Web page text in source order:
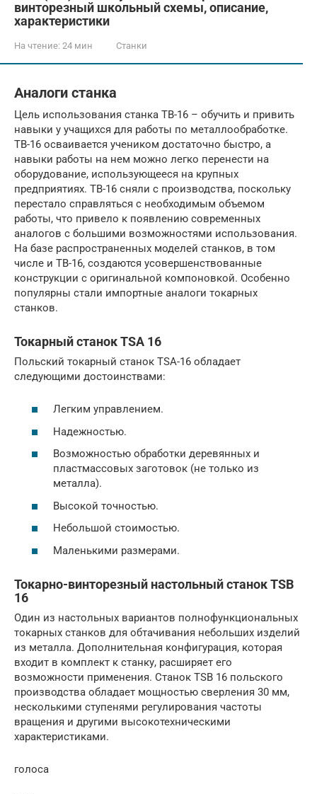
винторезный школьный схемы, описание,
характеристики
На чтение: 24 мин Станки
Аналоги станка
Цель использования станка ТВ-16 – обучить и привить
навыки у учащихся для работы по металлообработке.
ТВ-16 осваивается учеником достаточно быстро, а
навыки работы на нем можно легко перенести на
оборудование, использующееся на крупных
предприятиях. ТВ-16 сняли с производства, поскольку
перестало справляться с необходимым объемом
работы, что привело к появлению современных
аналогов с большими возможностями использования.
На базе распространенных моделей станков, в том
числе и ТВ-16, создаются усовершенствованные
конструкции с оригинальной компоновкой. Особенно
популярны стали импортные аналоги токарных
станков.
Токарный станок TSA 16
Польский токарный станок TSA-16 обладает
следующими достоинствами:
Легким управлением.
Надежностью.
Возможностью обработки деревянных и
пластмассовых заготовок (не только из
металла).
Высокой точностью.
Небольшой стоимостью.
Маленькими размерами.
Токарно-винторезный настольный станок TSB
16
Один из настольных вариантов полнофункциональных
токарных станков для обтачивания небольших изделий
из металла. Дополнительная конфигурация, которая
входит в комплект к станку, расширяет его
возможности применения. Станок TSB 16 польского
производства обладает мощностью сверления 30 мм,
несколькими ступенями регулирования частоты
вращения и другими высокотехническими
характеристиками.
голоса